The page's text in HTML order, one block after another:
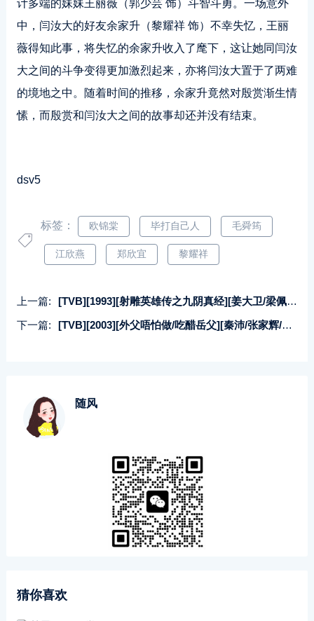
计多端的妹妹王丽薇（郭少芸 饰）斗智斗勇。一场意外
中，闫汝大的好友余家升（黎耀祥 饰）不幸失忆，王丽
薇得知此事，将失忆的余家升收入了麾下，这让她同闫汝
大之间的斗争变得更加激烈起来，亦将闫汝大置于了两难
的境地之中。随着时间的推移，余家升竟然对殷赏渐生情
愫，而殷赏和闫汝大之间的故事却还并没有结束。
dsv5
标签： 欧锦棠 毕打自己人 毛舜筠
江欣燕 郑欣宜 黎耀祥
上一篇:
[TVB][1993][射雕英雄传之九阴真经][姜大卫/梁佩玲/张智霖][国粤双语中字][GOTV源码/MKV][20集全/每集约870M]
下一篇:
[TVB][2003][外父唔怕做/吃醋岳父][秦沛/张家辉/杨千嬅][国粤双语外挂中字][GOTV源码/MKV][20集全/单集约860M]
随风
猜你喜欢